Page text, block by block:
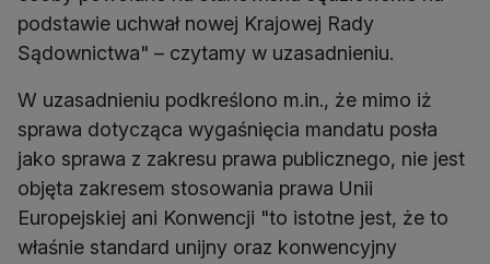
podstawie uchwał nowej Krajowej Rady
Sądownictwa" – czytamy w uzasadnieniu.
W uzasadnieniu podkreślono m.in., że mimo iż
sprawa dotycząca wygaśnięcia mandatu posła
jako sprawa z zakresu prawa publicznego, nie jest
objęta zakresem stosowania prawa Unii
Europejskiej ani Konwencji "to istotne jest, że to
właśnie standard unijny oraz konwencyjny